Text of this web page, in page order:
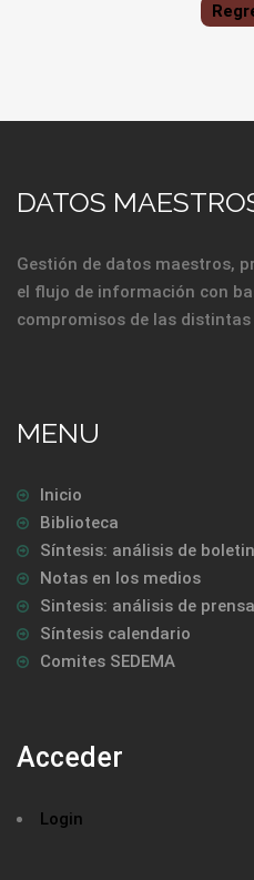
DATOS
Gestión de datos maestros,
el flujo de información con
compromisos de las distintas
MENU
Inicio
Biblioteca
Síntesis: análisis de
Notas en los medios
Sintesis: análisis de prensa
Síntesis calendario
Comites SEDEMA
Acceder
Login